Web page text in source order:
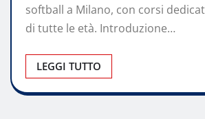
softball a Milano, con corsi
di tutte le età. Introduzione…
LEGGI TUTTO